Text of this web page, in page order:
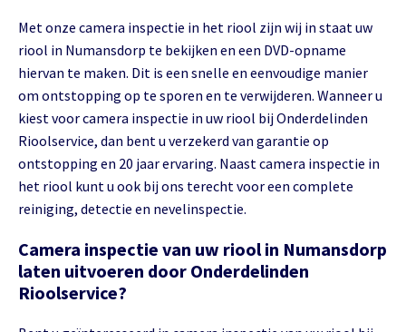
Met onze camera inspectie in het riool zijn wij in staat uw
riool in Numansdorp te bekijken en een DVD-opname
hiervan te maken. Dit is een snelle en eenvoudige manier
om ontstopping op te sporen en te verwijderen. Wanneer u
kiest voor camera inspectie in uw riool bij Onderdelinden
Rioolservice, dan bent u verzekerd van garantie op
ontstopping en 20 jaar ervaring. Naast camera inspectie in
het riool kunt u ook bij ons terecht voor een complete
reiniging, detectie en nevelinspectie.
Camera inspectie van uw riool in Numansdorp
laten uitvoeren door Onderdelinden
Rioolservice?